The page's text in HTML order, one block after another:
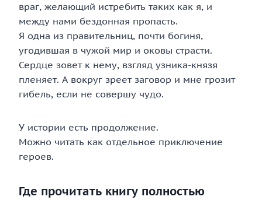
враг, желающий истребить таких как я, и
между нами бездонная пропасть.
Я одна из правительниц, почти богиня,
угодившая в чужой мир и оковы страсти.
Сердце зовет к нему, взгляд узника-князя
пленяет. А вокруг зреет заговор и мне грозит
гибель, если не совершу чудо.
У истории есть продолжение.
Можно читать как отдельное приключение
героев.
Где прочитать книгу полностью